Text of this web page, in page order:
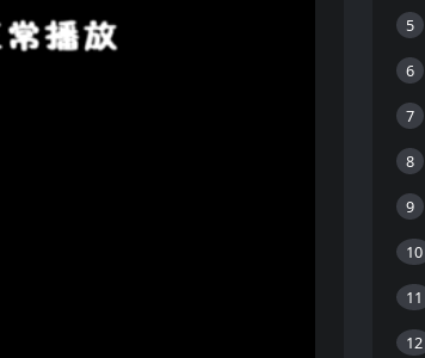
5
6
7
8
9
10
11
12